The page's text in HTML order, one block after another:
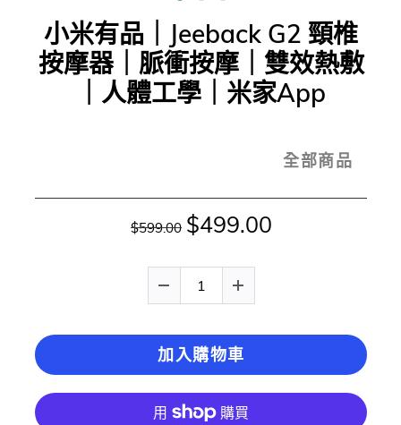
小米有品｜Jeeback G2 頸椎
按摩器｜脈衝按摩｜雙效熱敷
｜人體工學｜米家App
全部商品
$599.00 $499.00
加入購物車